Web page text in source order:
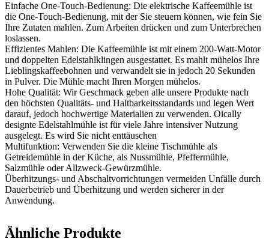
Einfache One-Touch-Bedienung: Die elektrische Kaffeemühle ist
die One-Touch-Bedienung, mit der Sie steuern können, wie fein Sie
Ihre Zutaten mahlen. Zum Arbeiten drücken und zum Unterbrechen
loslassen.
Effizientes Mahlen: Die Kaffeemühle ist mit einem 200-Watt-Motor
und doppelten Edelstahlklingen ausgestattet. Es mahlt mühelos Ihre
Lieblingskaffeebohnen und verwandelt sie in jedoch 20 Sekunden
in Pulver. Die Mühle macht Ihren Morgen mühelos.
Hohe Qualität: Wir Geschmack geben alle unsere Produkte nach
den höchsten Qualitäts- und Haltbarkeitsstandards und legen Wert
darauf, jedoch hochwertige Materialien zu verwenden. Oically
designte Edelstahlmühle ist für viele Jahre intensiver Nutzung
ausgelegt. Es wird Sie nicht enttäuschen
Multifunktion: Verwenden Sie die kleine Tischmühle als
Getreidemühle in der Küche, als Nussmühle, Pfeffermühle,
Salzmühle oder Allzweck-Gewürzmühle.
Überhitzungs- und Abschaltvorrichtungen vermeiden Unfälle durch
Dauerbetrieb und Überhitzung und werden sicherer in der
Anwendung.
Ähnliche Produkte